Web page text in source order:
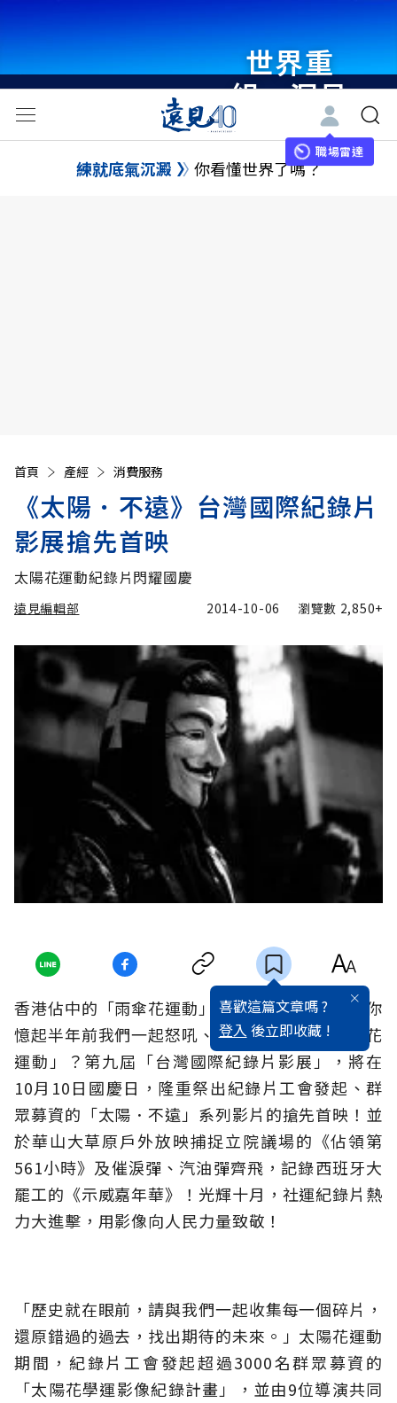
世界重
組・洞見
未來 與
世界領袖
職場雷達
練就底氣沉澱 你看懂世界了嗎？
首頁 產經 消費服務
《太陽．不遠》台灣國際紀錄片
影展搶先首映
太陽花運動紀錄片閃耀國慶
遠見編輯部 2014-10-06 瀏覽數 2,850+
喜歡這篇文章嗎 ?
登入 後立即收藏 !
香港佔中的「雨傘花運動」沸沸揚揚，是否也讓你
憶起半年前我們一起怒吼、哭泣、戰鬥的「太陽花
運動」？第九屆「台灣國際紀錄片影展」，將在
10月10日國慶日，隆重祭出紀錄片工會發起、群
眾募資的「太陽．不遠」系列影片的搶先首映！並
於華山大草原戶外放映捕捉立院議場的《佔領第
561小時》及催淚彈、汽油彈齊飛，記錄西班牙大
罷工的《示威嘉年華》！光輝十月，社運紀錄片熱
力大進擊，用影像向人民力量致敬！
「歷史就在眼前，請與我們一起收集每一個碎片，
還原錯過的過去，找出期待的未來。」太陽花運動
期間，紀錄片工會發起超過3000名群眾募資的
「太陽花學運影像紀錄計畫」，並由9位導演共同